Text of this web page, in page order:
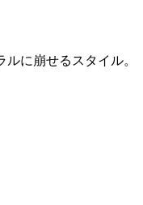
に崩せるスタイル。